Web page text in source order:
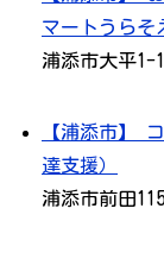
マートうらそ
浦添市大平
【浦添市】
達支援）
浦添市前田